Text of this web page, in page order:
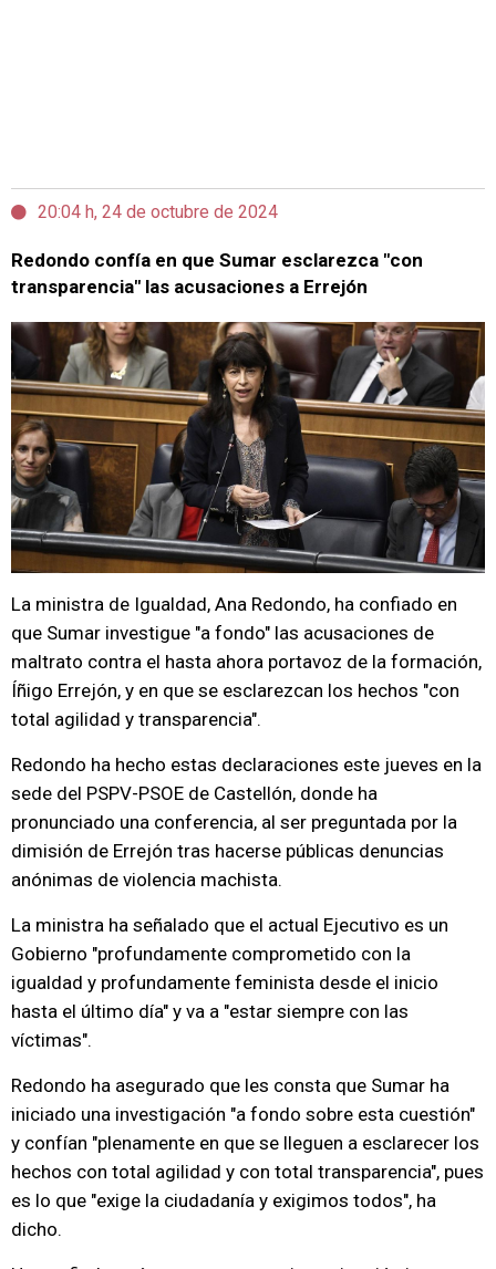
20:04 h, 24 de octubre de 2024
Redondo confía en que Sumar esclarezca "con
transparencia" las acusaciones a Errejón
La ministra de Igualdad, Ana Redondo, ha confiado en
que Sumar investigue "a fondo" las acusaciones de
maltrato contra el hasta ahora portavoz de la formación,
Íñigo Errejón, y en que se esclarezcan los hechos "con
total agilidad y transparencia".
Redondo ha hecho estas declaraciones este jueves en la
sede del PSPV-PSOE de Castellón, donde ha
pronunciado una conferencia, al ser preguntada por la
dimisión de Errejón tras hacerse públicas denuncias
anónimas de violencia machista.
La ministra ha señalado que el actual Ejecutivo es un
Gobierno "profundamente comprometido con la
igualdad y profundamente feminista desde el inicio
hasta el último día" y va a "estar siempre con las
víctimas".
Redondo ha asegurado que les consta que Sumar ha
iniciado una investigación "a fondo sobre esta cuestión"
y confían "plenamente en que se lleguen a esclarecer los
hechos con total agilidad y con total transparencia", pues
es lo que "exige la ciudadanía y exigimos todos", ha
dicho.